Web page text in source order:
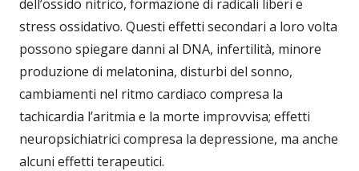
dell’ossido nitrico, formazione di radicali liberi e
stress ossidativo. Questi effetti secondari a loro volta
possono spiegare danni al DNA, infertilità, minore
produzione di melatonina, disturbi del sonno,
cambiamenti nel ritmo cardiaco compresa la
tachicardia l’aritmia e la morte improvvisa; effetti
neuropsichiatrici compresa la depressione, ma anche
alcuni effetti terapeutici.